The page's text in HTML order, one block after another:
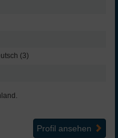
(3)
Profil ansehen